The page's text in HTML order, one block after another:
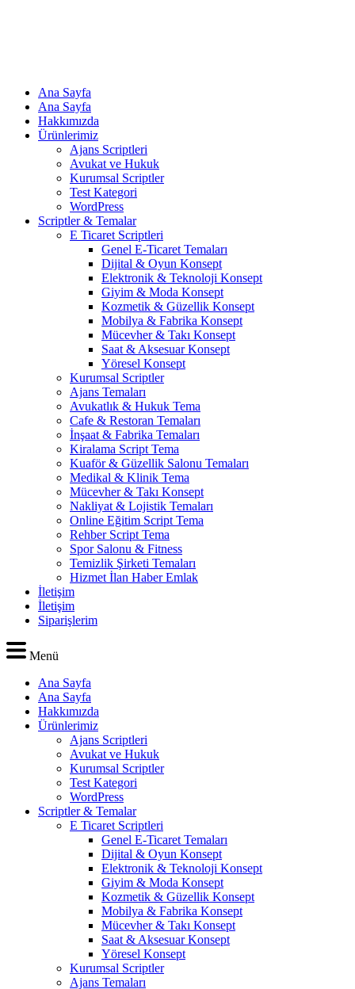
Ana Sayfa
Ana Sayfa
Hakkımızda
Ürünlerimiz
Ajans Scriptleri
Avukat ve Hukuk
Kurumsal Scriptler
Test Kategori
WordPress
Scriptler & Temalar
E Ticaret Scriptleri
Genel E-Ticaret Temaları
Dijital & Oyun Konsept
Elektronik & Teknoloji Konsept
Giyim & Moda Konsept
Kozmetik & Güzellik Konsept
Mobilya & Fabrika Konsept
Mücevher & Takı Konsept
Saat & Aksesuar Konsept
Yöresel Konsept
Kurumsal Scriptler
Ajans Temaları
Avukatlık & Hukuk Tema
Cafe & Restoran Temaları
İnşaat & Fabrika Temaları
Kiralama Script Tema
Kuaför & Güzellik Salonu Temaları
Medikal & Klinik Tema
Mücevher & Takı Konsept
Nakliyat & Lojistik Temaları
Online Eğitim Script Tema
Rehber Script Tema
Spor Salonu & Fitness
Temizlik Şirketi Temaları
Hizmet İlan Haber Emlak
İletişim
İletişim
Siparişlerim
Menü
Ana Sayfa
Ana Sayfa
Hakkımızda
Ürünlerimiz
Ajans Scriptleri
Avukat ve Hukuk
Kurumsal Scriptler
Test Kategori
WordPress
Scriptler & Temalar
E Ticaret Scriptleri
Genel E-Ticaret Temaları
Dijital & Oyun Konsept
Elektronik & Teknoloji Konsept
Giyim & Moda Konsept
Kozmetik & Güzellik Konsept
Mobilya & Fabrika Konsept
Mücevher & Takı Konsept
Saat & Aksesuar Konsept
Yöresel Konsept
Kurumsal Scriptler
Ajans Temaları